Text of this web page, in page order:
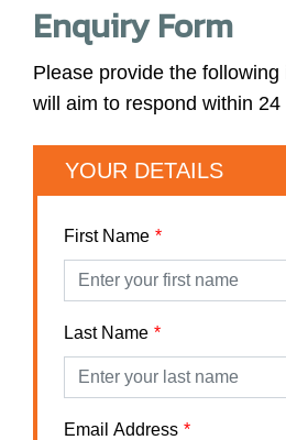
Enquiry Form
Please provide the
will aim to respond within 24
YOUR DETAILS
First Name
Last Name
Email Address